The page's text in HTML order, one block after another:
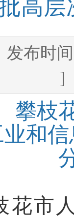
高
布时
]
攀枝
和
花市